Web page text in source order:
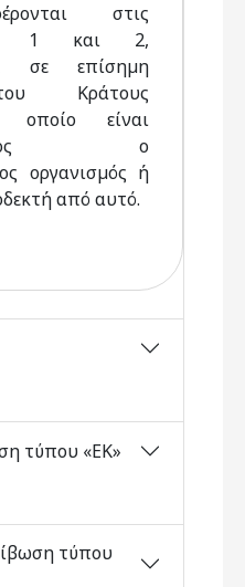
στις
1 και 2,
σε επίσηµη
Κράτους
οποίο είναι
ο
οργανισµός ή
από αυτό.
τύπου «ΕΚ»
τύπου